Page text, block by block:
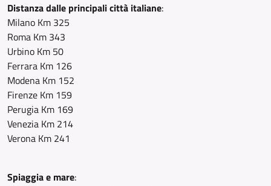
Distanza dalle principali città italiane:
Milano Km 325
Roma Km 343
Urbino Km 50
Ferrara Km 126
Modena Km 152
Firenze Km 159
Perugia Km 169
Venezia Km 214
Verona Km 241
Spiaggia e mare: